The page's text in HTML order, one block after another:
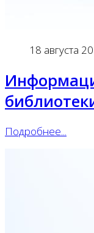
18 августа
Подробнее...